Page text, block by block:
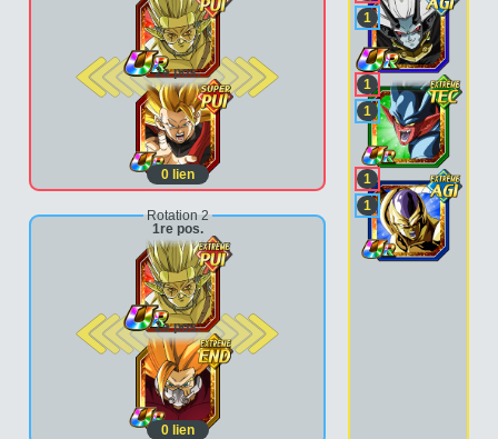
2e pos.
0lien
Rotation 2
1re pos.
2e pos.
0lien
1
1
1
1
1